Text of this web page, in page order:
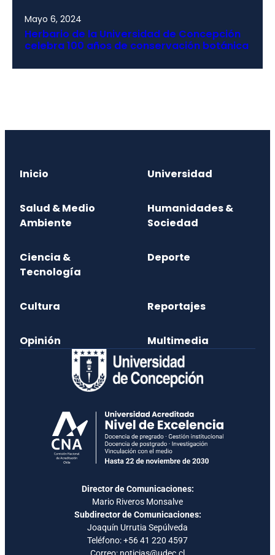
Mayo 6, 2024
Herbario de la Universidad de Concepción
celebra 100 años de conservación botánica
Inicio Universidad
Salud & Medio
Ambiente
Humanidades &
Sociedad
Ciencia &
Tecnología
Deporte
Cultura Reportajes
Opinión Multimedia
Director de Comunicaciones:
Mario Riveros Monsalve
Subdirector de Comunicaciones:
Joaquín Urrutia Sepúlveda
Teléfono:+56 41 220 4597